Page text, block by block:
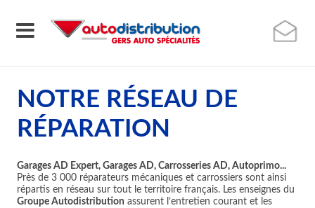
NOTRE RÉSEAU DE
RÉPARATION
Garages AD Expert, Garages AD, Carrosseries AD, Autoprimo...
Près de 3 000 réparateurs mécaniques et carrossiers sont ainsi
répartis en réseau sur tout le territoire français. Les enseignes du
Groupe Autodistribution assurent l’entretien courant et les